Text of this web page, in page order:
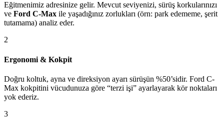
Eğitmenimiz adresinize gelir. Mevcut seviyenizi, sürüş korkularınızı
ve Ford C-Max ile yaşadığınız zorlukları (örn: park edememe, şerit
tutamama) analiz eder.
2
Ergonomi & Kokpit
Doğru koltuk, ayna ve direksiyon ayarı sürüşün %50’sidir. Ford C-
Max kokpitini vücudunuza göre “terzi işi” ayarlayarak kör noktaları
yok ederiz.
3